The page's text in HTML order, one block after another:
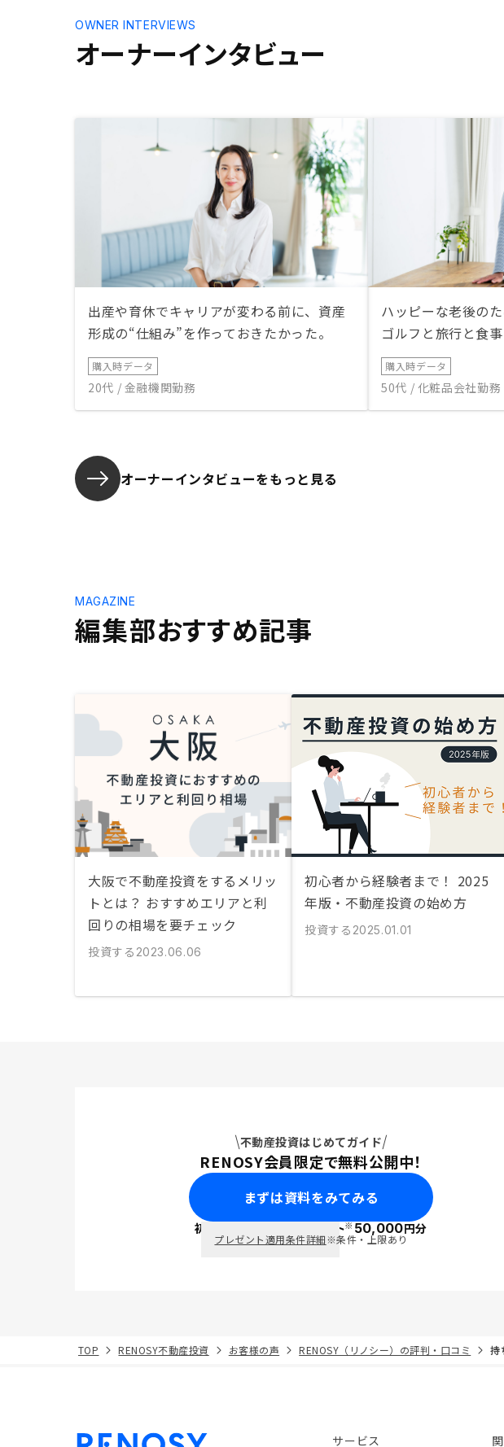
るのかな、とも思いますが、そもそ
もじっくり考えて決める投資ではな
いのかもしれませんし、初心者の私
環境が維持されれば、おのずと、さ
っていくのではないかと思います。
オーナーインタビュー
OWNER INTERVIEWS
出産や育休でキャリアが変わる前に、資産
形成の“仕組み”を作っておきたかった。
購入時データ
20代 / 金融機関勤務
ハッピーな老後の
ゴルフと旅行と食
購入時データ
50代 / 化粧品会社勤務
オーナーインタビューをもっと見る
編集部おすすめ記事
MAGAZINE
大阪で不動産投資をするメリッ
トとは？ おすすめエリアと利
回りの相場を要チェック
投資する 2023.06.06
初心者から経験者まで！ 2025
年版・不動産投資の始め方
投資する 2025.01.01
不動産投資はじめてガイド
RENOSY会員限定で無料公開中！
まずは資料をみてみる
初回面談で ポイント※50,000円分
プレゼント適用条件詳細※条件・上限あり
TOP RENOSY不動産投資 お客様の声 RENOSY（リノシー）の評判・口コミ 持
サービス